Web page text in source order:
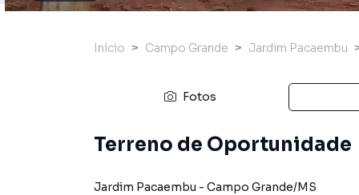
Início Campo Grande Jardim Pacaembu
Fotos
Terreno de Oportunidade
Jardim Pacaembu - Campo Grande/MS